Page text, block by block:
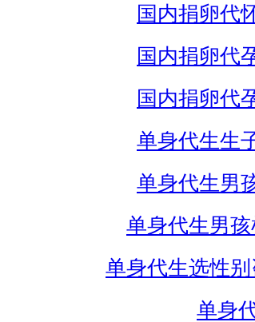
国内捐卵代
国内捐卵代
国内捐卵代
单身代生生
单身代生男
单身代生男孩
单身代生选性别
单身